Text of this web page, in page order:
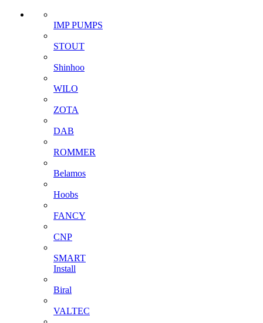
IMP PUMPS
STOUT
Shinhoo
WILO
ZOTA
DAB
ROMMER
Belamos
Hoobs
FANCY
CNP
SMART
Install
Biral
VALTEC